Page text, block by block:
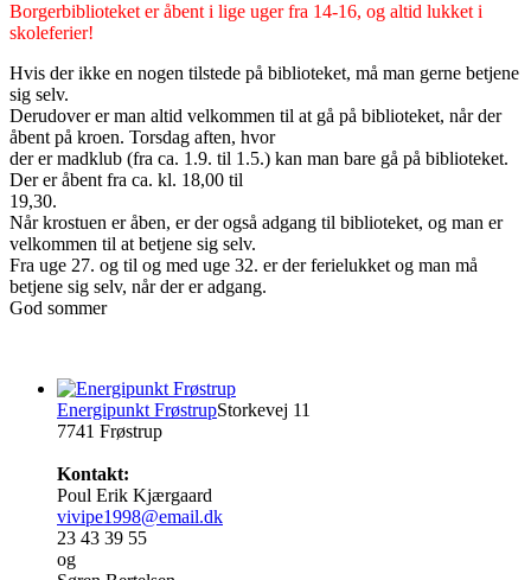
Borgerbiblioteket er åbent i lige uger fra 14-16, og altid lukket i
skoleferier!
Hvis der ikke en nogen tilstede på biblioteket, må man gerne betjene
sig selv.
Derudover er man altid velkommen til at gå på biblioteket, når der
åbent på kroen. Torsdag aften, hvor
der er madklub (fra ca. 1.9. til 1.5.) kan man bare gå på biblioteket.
Der er åbent fra ca. kl. 18,00 til
19,30.
Når krostuen er åben, er der også adgang til biblioteket, og man er
velkommen til at betjene sig selv.
Fra uge 27. og til og med uge 32. er der ferielukket og man må
betjene sig selv, når der er adgang.
God sommer
Energipunkt FrøstrupStorkevej 11
7741 Frøstrup
Kontakt:
Poul Erik Kjærgaard
vivipe1998@email.dk
23 43 39 55
og